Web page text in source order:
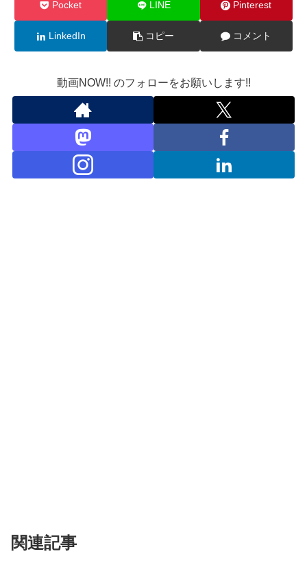
Pocket LINE Pinterest
LinkedIn コピー コメント
動画NOW!! のフォローをお願いします!!
関連記事